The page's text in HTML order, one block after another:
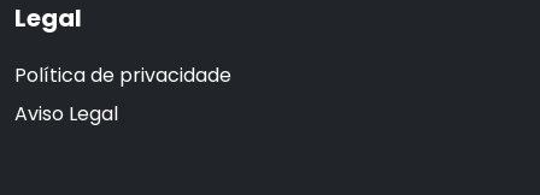
Legal
Política de privacidade
Aviso Legal